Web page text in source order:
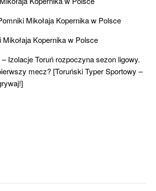
Mikołaja Kopernika w Polsce
Mikołaja Kopernika w Polsce
– Izolacje Toruń rozpoczyna sezon ligowy.
mecz? [Toruński Typer Sportowy –